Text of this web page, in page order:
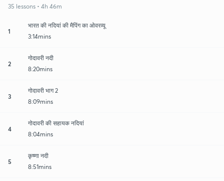
35 lessons • 4h 46m
1
भारत की नदियां की मैपिंग का ओवरव्यू
3:14mins
2
गोदावरी नदी
8:20mins
3
गोदावरी भाग 2
8:09mins
4
गोदावरी की सहायक नदियां
8:04mins
5
कृष्णा नदी
8:51mins